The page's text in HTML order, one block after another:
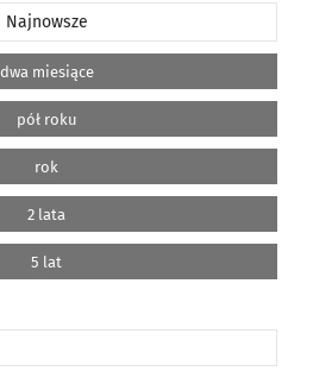
Najnowsze
dwa miesiące
pół roku
rok
2 lata
5 lat